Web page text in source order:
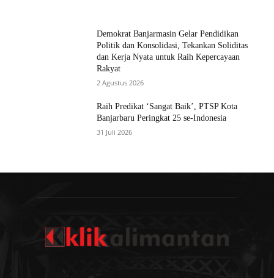
Demokrat Banjarmasin Gelar Pendidikan
Politik dan Konsolidasi, Tekankan Soliditas
dan Kerja Nyata untuk Raih Kepercayaan
Rakyat
2 Agustus 2026
Raih Predikat ‘Sangat Baik’, PTSP Kota
Banjarbaru Peringkat 25 se-Indonesia
31 Juli 2026